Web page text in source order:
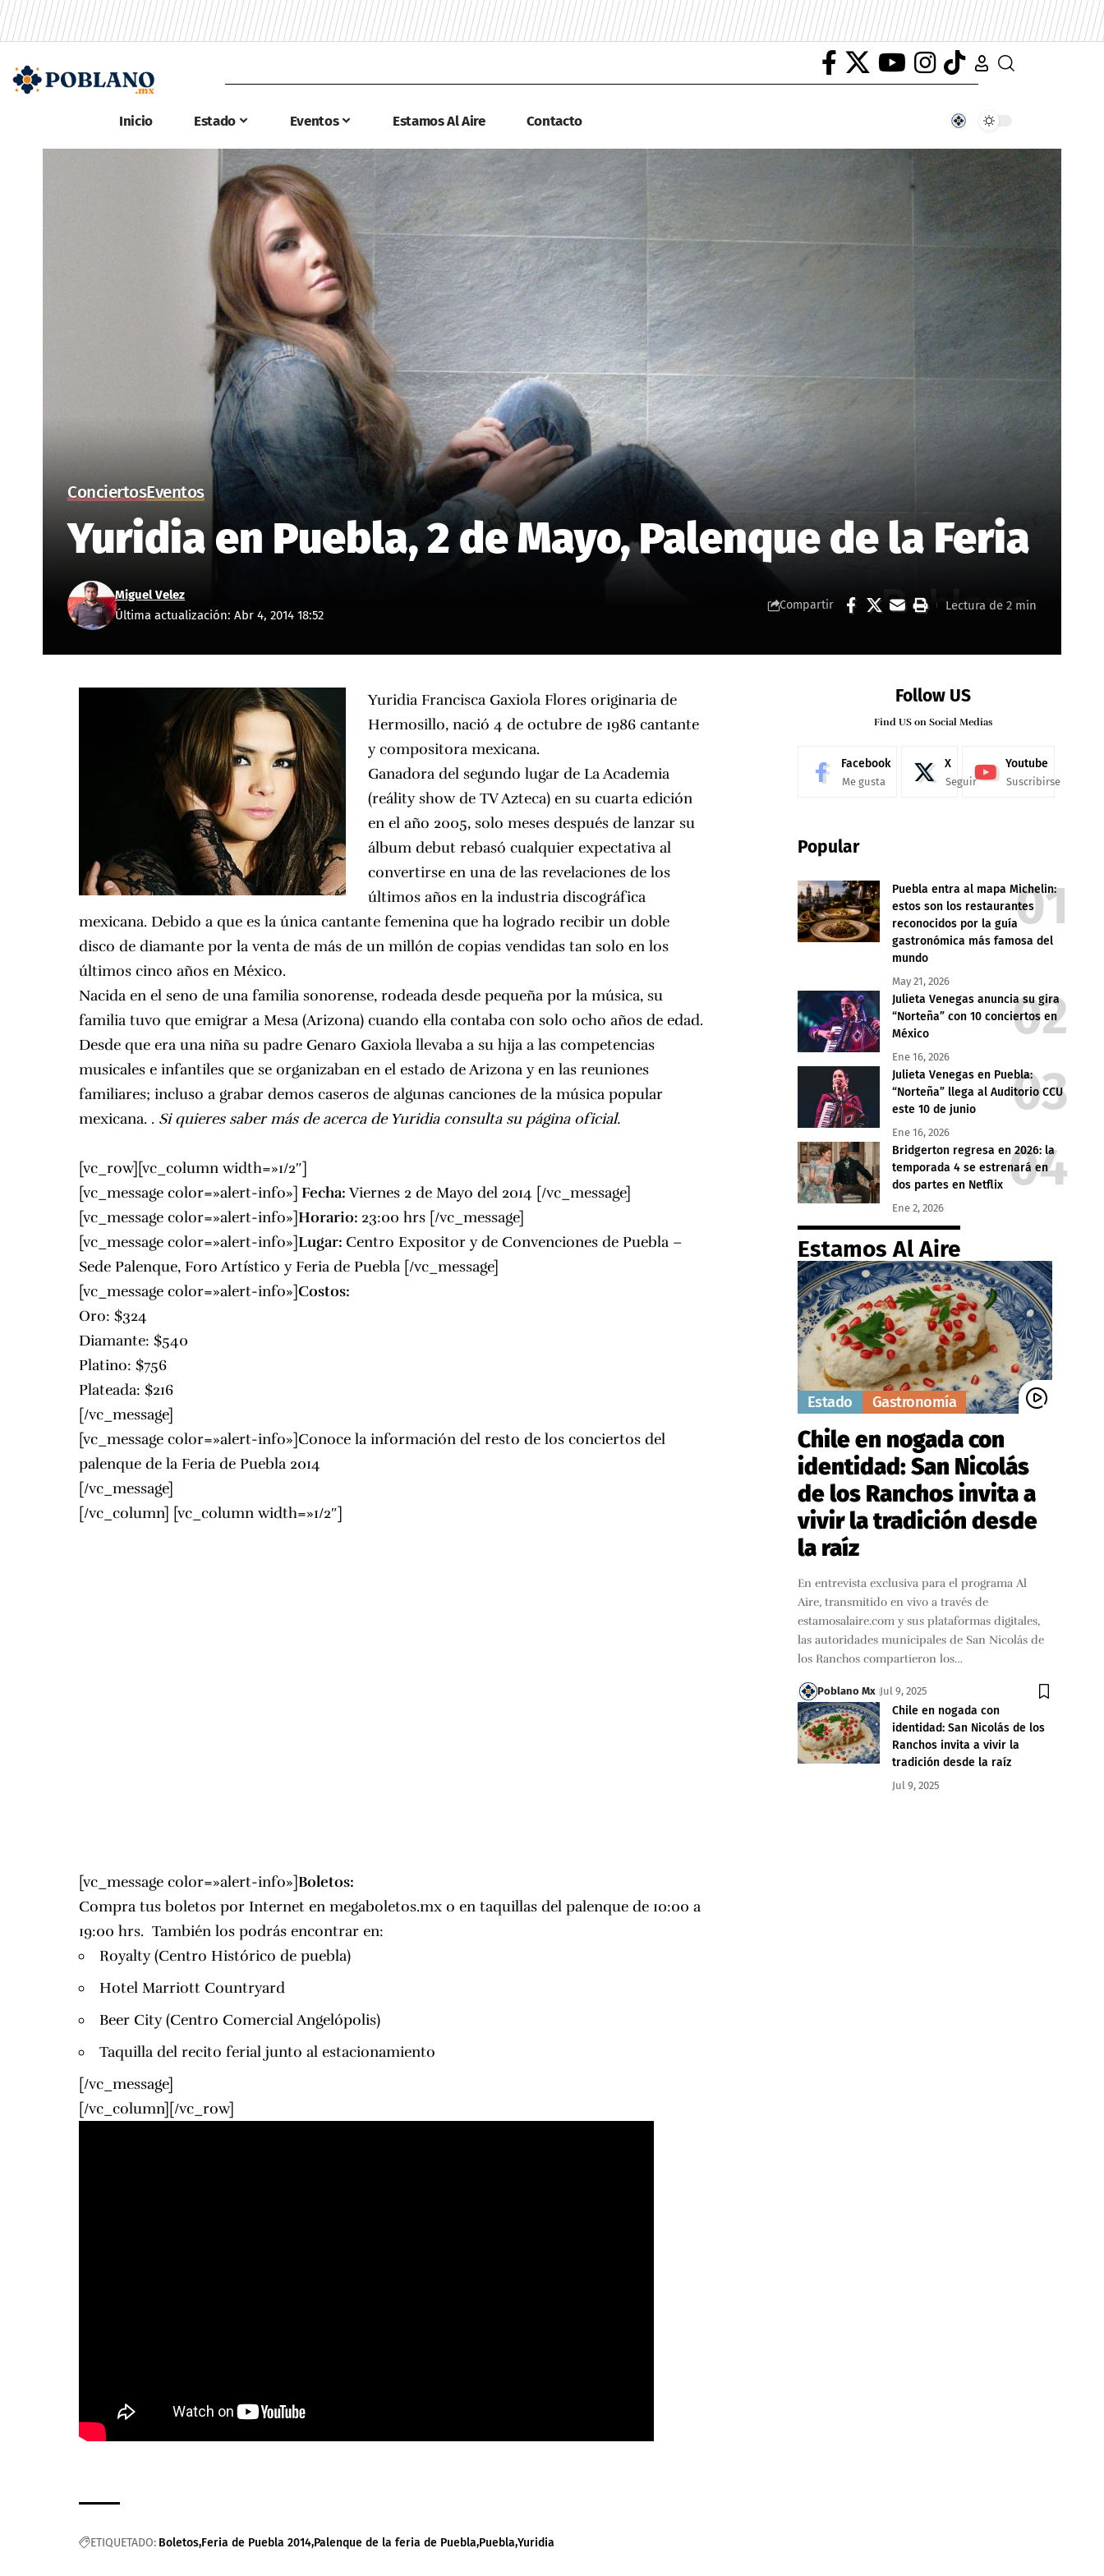
Inicio Estado Eventos Estamos Al Aire Contacto
ConciertosEventos
Yuridia en Puebla, 2 de Mayo, Palenque de la Feria
Última actualización: Abr 4, 2014 18:52
Miguel Velez
Compartir Lectura de 2 min
Yuridia Francisca Gaxiola Flores originaria de
Hermosillo, nació 4 de octubre de 1986 cantante
y compositora mexicana.
Ganadora del segundo lugar de La Academia
(reálity show de TV Azteca) en su cuarta edición
en el año 2005, solo meses después de lanzar su
álbum debut rebasó cualquier expectativa al
convertirse en una de las revelaciones de los
últimos años en la industria discográfica
mexicana. Debido a que es la única cantante femenina que ha logrado recibir un doble
disco de diamante por la venta de más de un millón de copias vendidas tan solo en los
últimos cinco años en México.
Nacida en el seno de una familia sonorense, rodeada desde pequeña por la música, su
familia tuvo que emigrar a Mesa (Arizona) cuando ella contaba con solo ocho años de edad.
Desde que era una niña su padre Genaro Gaxiola llevaba a su hija a las competencias
musicales e infantiles que se organizaban en el estado de Arizona y en las reuniones
familiares; incluso a grabar demos caseros de algunas canciones de la música popular
mexicana. . Si quieres saber más de acerca de Yuridia consulta su página oficial.
[vc_row][vc_column width=»1/2″]
[vc_message color=»alert-info»] Fecha:Viernes 2 de Mayo del 2014 [/vc_message]
[vc_message color=»alert-info»]Horario: 23:00 hrs [/vc_message]
[vc_message color=»alert-info»]Lugar: Centro Expositor y de Convenciones de Puebla –
Sede Palenque, Foro Artístico y Feria de Puebla [/vc_message]
[vc_message color=»alert-info»]Costos:
Oro: $324
Diamante: $540
Platino: $756
Plateada: $216
[/vc_message]
[vc_message color=»alert-info»]Conoce la información del resto de los conciertos del
palenque de la Feria de Puebla 2014
[/vc_message]
[/vc_column] [vc_column width=»1/2″]
[vc_message color=»alert-info»]Boletos:
Compra tus boletos por Internet enmegaboletos.mx o en taquillas del palenque de 10:00 a
19:00 hrs. También los podrás encontrar en:
Royalty(Centro Histórico de puebla)
Hotel Marriott Countryard
Beer City(Centro Comercial Angelópolis)
Taquilla del recito ferial junto al estacionamiento
[/vc_message]
[/vc_column][/vc_row]
ETIQUETADO: Boletos Feria de Puebla 2014 Palenque de la feria de Puebla PueblaYuridia
Follow US
Find US on Social Medias
Facebook
Me gusta
X
Seguir
Youtube
Suscribirse
Popular
Puebla entra al mapa Michelin:
estos son los restaurantes
reconocidos por la guía
gastronómica más famosa del
mundo
May 21, 2026
Julieta Venegas anuncia su gira
“Norteña” con 10 conciertos en
México
Ene 16, 2026
Julieta Venegas en Puebla:
“Norteña” llega al Auditorio CCU
este 10 de junio
Ene 16, 2026
Bridgerton regresa en 2026: la
temporada 4 se estrenará en
dos partes en Netflix
Ene 2, 2026
Estamos Al Aire
Estado Gastronomía
Chile en nogada con
identidad: San Nicolás
de los Ranchos invita a
vivir la tradición desde
la raíz
En entrevista exclusiva para el programa Al
Aire, transmitido en vivo a través de
estamosalaire.com y sus plataformas digitales,
las autoridades municipales de San Nicolás de
los Ranchos compartieron los…
Poblano Mx Jul 9, 2025
Chile en nogada con
identidad: San Nicolás de los
Ranchos invita a vivir la
tradición desde la raíz
Jul 9, 2025